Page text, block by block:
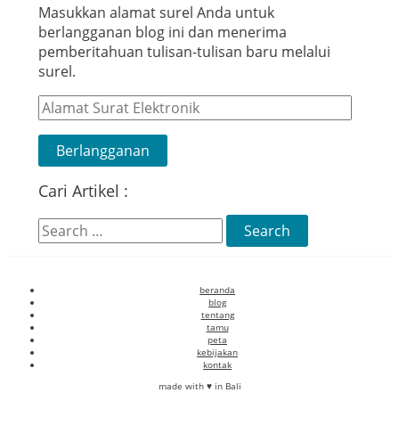
Masukkan alamat surel Anda untuk
berlangganan blog ini dan menerima
pemberitahuan tulisan-tulisan baru melalui
surel.
Alamat
Surat
Elektronik
Berlangganan
Cari Artikel :
Search
for:
beranda
blog
tentang
tamu
peta
kebijakan
kontak
made with ♥ in Bali